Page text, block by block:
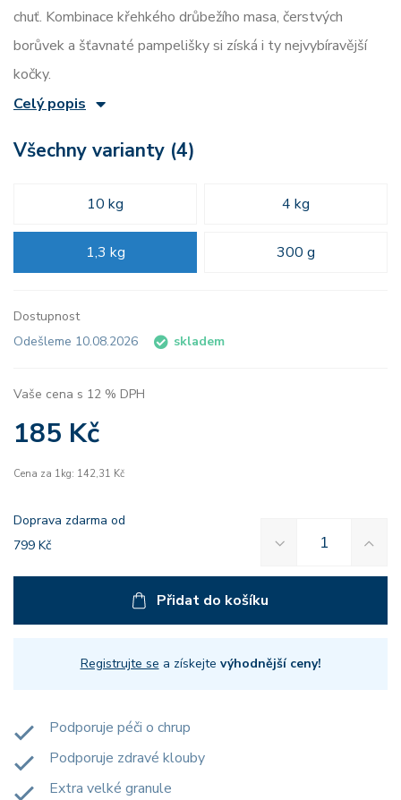
chuť. Kombinace křehkého drůbežího masa, čerstvých
borůvek a šťavnaté pampelišky si získá i ty nejvybíravější
kočky.
Celý popis
Všechny varianty (4)
10 kg 4 kg
1,3 kg 300 g
Dostupnost
Odešleme 10.08.2026
skladem
Vaše cena s 12 % DPH
185 Kč
Cena za 1kg: 142,31 Kč
Doprava zdarma od
799 Kč
Přidat do košíku
Registrujte se a získejte výhodnější ceny!
Podporuje péči o chrup
Podporuje zdravé klouby
Extra velké granule